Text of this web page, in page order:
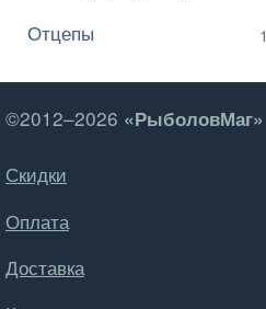
Отцепы 1
©2012–2026 «РыболовМаг»
Скидки
Оплата
Доставка